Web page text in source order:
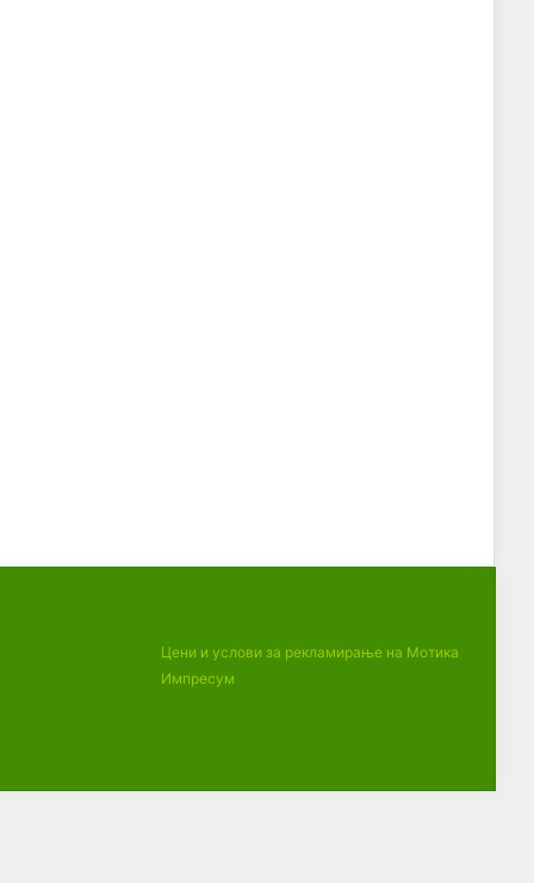
Цени и услови за рекламирање на Мотика
Импресум